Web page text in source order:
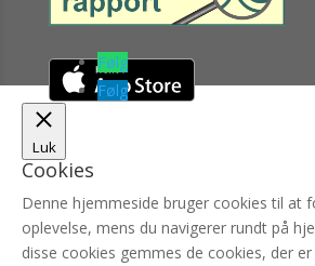
Følg
Følg
Luk
Cookies
Denne hjemmeside bruger cookies til at
oplevelse, mens du navigerer rundt på
disse cookies gemmes de cookies, der